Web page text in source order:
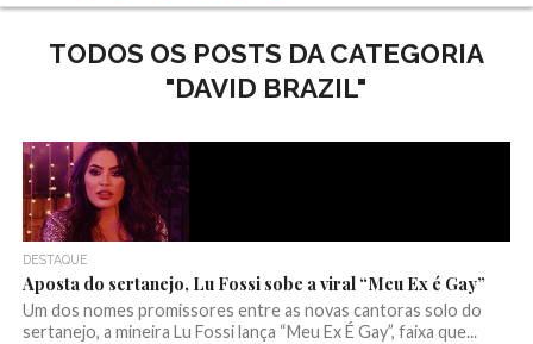
TODOS OS POSTS DA CATEGORIA
"DAVID BRAZIL"
DESTAQUE
Aposta do sertanejo, Lu Fossi sobe a viral “Meu Ex é Gay”
Um dos nomes promissores entre as novas cantoras solo do
sertanejo, a mineira Lu Fossi lança “Meu Ex É Gay”, faixa que...